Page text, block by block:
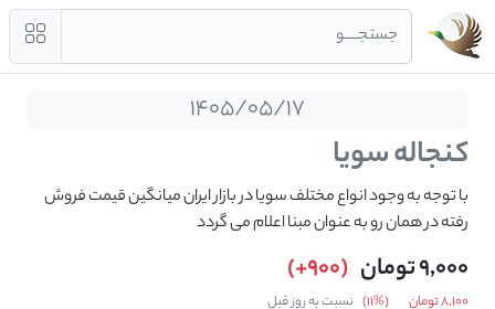
جستجــــو
1405/05/17
کنجاله سویا
با توجه به وجود انواع مختلف سویا در بازار ایران میانگین قیمت فروش
رفته در همان رو به عنوان مبنا اعلام می گردد
9,000 تومان (900+)
8,100 تومان (%11) نسبت به روز قبل